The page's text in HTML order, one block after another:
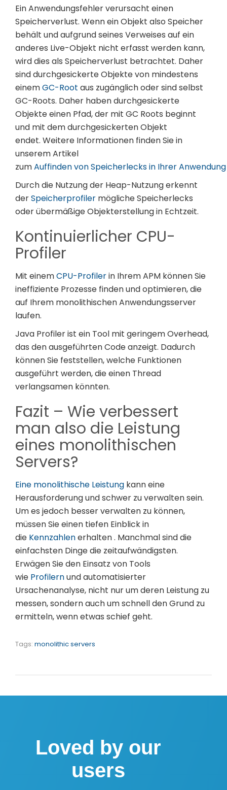
Ein Anwendungsfehler verursacht einen
Speicherverlust. Wenn ein Objekt also Speicher
behält und aufgrund seines Verweises auf ein
anderes Live-Objekt nicht erfasst werden kann,
wird dies als Speicherverlust betrachtet. Daher
sind durchgesickerte Objekte von mindestens
einemGC-Root aus zugänglich oder sind selbst
GC-Roots. Daher haben durchgesickerte
Objekte einen Pfad, der mit GC Roots beginnt
und mit dem durchgesickerten Objekt
endet. Weitere Informationen finden Sie in
unserem Artikel
zumAuffinden von Speicherlecks in Ihrer Anwendung
Durch die Nutzung der Heap-Nutzung erkennt
derSpeicherprofiler mögliche Speicherlecks
oder übermäßige Objekterstellung in Echtzeit.
Kontinuierlicher CPU-
Profiler
Mit einemCPU-Profilerin Ihrem APM können Sie
ineffiziente Prozesse finden und optimieren, die
auf Ihrem monolithischen Anwendungsserver
laufen.
Java Profiler ist ein Tool mit geringem Overhead,
das den ausgeführten Code anzeigt. Dadurch
können Sie feststellen, welche Funktionen
ausgeführt werden, die einen Thread
verlangsamen könnten.
Fazit – Wie verbessert
man also die Leistung
eines monolithischen
Servers?
Eine monolithische Leistung kann eine
Herausforderung und schwer zu verwalten sein.
Um es jedoch besser verwalten zu können,
müssen Sie einen tiefen Einblick in
die Kennzahlenerhalten . Manchmal sind die
einfachsten Dinge die zeitaufwändigsten.
Erwägen Sie den Einsatz von Tools
wie Profilernund automatisierter
Ursachenanalyse, nicht nur um deren Leistung zu
messen, sondern auch um schnell den Grund zu
ermitteln, wenn etwas schief geht.
Tags: monolithic servers
Loved by our
users